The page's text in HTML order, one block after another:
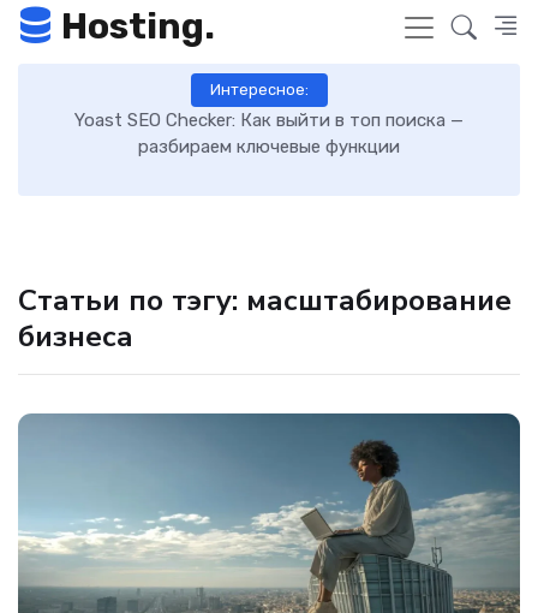
Hosting.
Интересное:
в топ поиска —
Как включить GZIP-сжатие в
загрузку сайта:
Статьи по тэгу: масштабирование
бизнеса